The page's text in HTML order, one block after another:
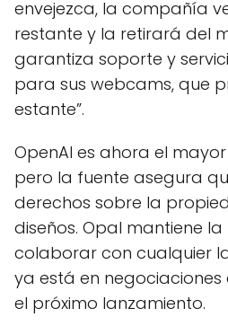
envejezca, la compañía
restante y la retirará del
garantiza soporte y
para sus webcams, que
estante”.
OpenAI es ahora el
pero la fuente asegura
derechos sobre la
diseños. Opal mantiene
colaborar con cualquier
ya está en
el próximo lanzamiento.